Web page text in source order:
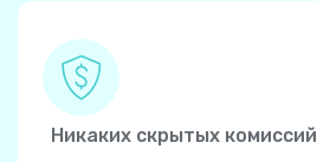
Никаких скрытых комиссий